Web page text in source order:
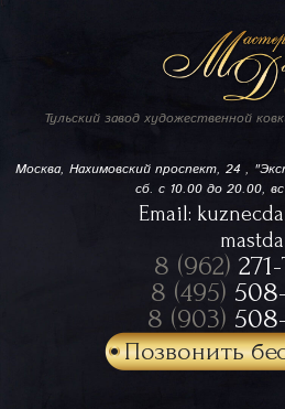
Тульский завод художественной
Москва, Нахимовский проспект, 24 ,
сб. с 10.00 до 20.00,
Email:
8 (962)
8 (495)
8 (903)
Позвонить